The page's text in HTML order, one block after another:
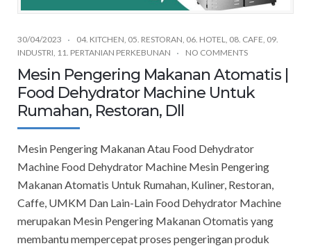
30/04/2023 04. KITCHEN 05. RESTORAN 06. HOTEL 08. CAFE 09.
INDUSTRI 11. PERTANIAN PERKEBUNAN NO COMMENTS
Mesin Pengering Makanan Atomatis |
Food Dehydrator Machine Untuk
Rumahan, Restoran, Dll
Mesin Pengering Makanan Atau Food Dehydrator
Machine Food Dehydrator Machine Mesin Pengering
Makanan Atomatis Untuk Rumahan, Kuliner, Restoran,
Caffe, UMKM Dan Lain-Lain Food Dehydrator Machine
merupakan Mesin Pengering Makanan Otomatis yang
membantu mempercepat proses pengeringan produk